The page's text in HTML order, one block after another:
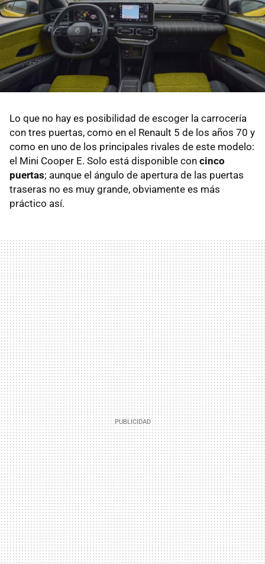
Lo que no hay es posibilidad de escoger la carrocería
con tres puertas, como en el Renault 5 de los años 70 y
como en uno de los principales rivales de este modelo:
el Mini Cooper E. Solo está disponible con cinco
puertas; aunque el ángulo de apertura de las puertas
traseras no es muy grande, obviamente es más
práctico así.